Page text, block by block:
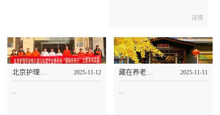
详情
2025-11-12
...
2025-11-11
...